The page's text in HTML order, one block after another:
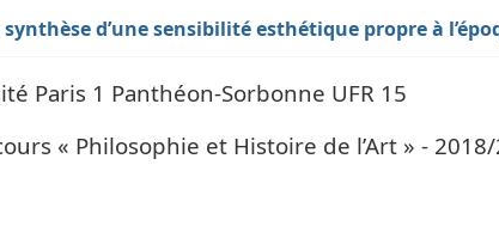
d’une sensibilité esthétique propre à
Paris 1 Panthéon-Sorbonne UFR 15
« Philosophie et Histoire de l’Art » -